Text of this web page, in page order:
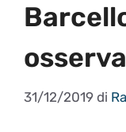
osserva
31/12/2019 di